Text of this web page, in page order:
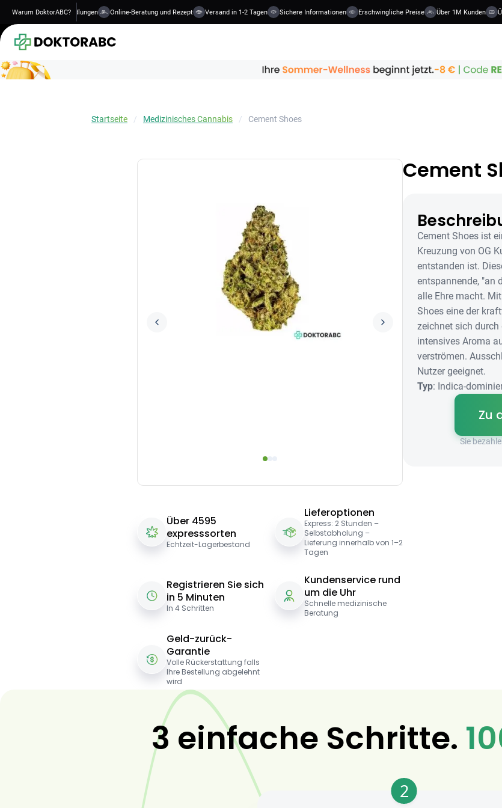
Warum DoktorABC?
qualifizierte Behandlungen Online-Beratung und Rezept Versand in 1-2 Tagen Sichere Informationen Erschwingliche Preise Über 1M Kunden
Startseite Medizinisches Cannabis Cement Shoes
Über 4595
expresssorten
Echtzeit-Lagerbestand
Lieferoptionen
Express: 2 Stunden –
Selbstabholung –
Lieferung innerhalb von 1–2
Tagen
Registrieren Sie sich
in 5 Minuten
In 4 Schritten
Kundenservice rund
um die Uhr
Schnelle medizinische
Beratung
Geld-zurück-
Garantie
Volle Rückerstattung falls
Ihre Bestellung abgelehnt
wird
Cement
Cement Shoes ist
Kreuzung von OG
entstanden ist.
entspannende, "an
alle Ehre macht.
Shoes eine der
zeichnet sich durch
intensives Aroma
verströmen.
Nutzer geeignet.
Typ: Indica-
Zu
Sie
3 einfache Schritte.
2